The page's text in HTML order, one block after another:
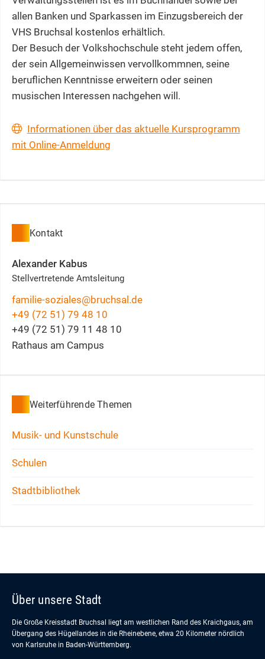
allen Banken und Sparkassen im Einzugsbereich der
VHS Bruchsal kostenlos erhältlich.
Der Besuch der Volkshochschule steht jedem offen,
der sein Allgemeinwissen vervollkommnen, seine
beruflichen Kenntnisse erweitern oder seinen
musischen Interessen nachgehen will.
Informationen über das aktuelle Kursprogramm
mit Online-Anmeldung
Kontakt
Alexander Kabus
Stellvertretende Amtsleitung
familie-soziales@bruchsal.de
+49 (72 51) 79 48 10
+49 (72 51) 79 11 48 10
Rathaus am Campus
Weiterführende Themen
Musik- und Kunstschule
Schulen
Stadtbibliothek
Über unsere Stadt
Die Große Kreisstadt Bruchsal liegt am westlichen Rand des Kraichgaus, am
Übergang des Hügellandes in die Rheinebene, etwa 20 Kilometer nördlich
von Karlsruhe in Baden-Württemberg.